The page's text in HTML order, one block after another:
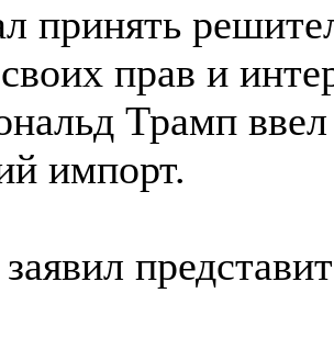
принять
прав и
Трамп ввел
импорт.